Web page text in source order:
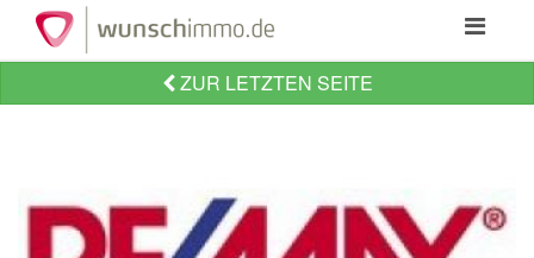
Toggle
ZUR LETZTEN SEITE